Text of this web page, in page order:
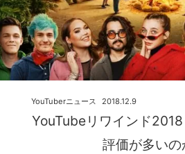
YouTubeリワインド
評価が多いの
2018.12.9
YouTuberニュース